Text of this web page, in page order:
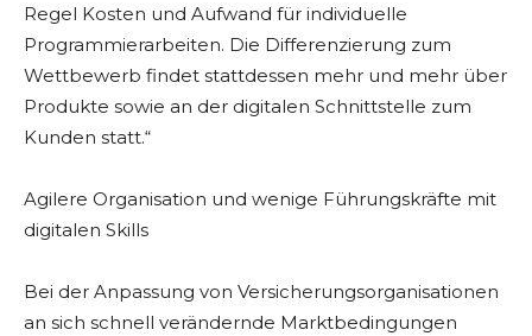
Regel Kosten und Aufwand für individuelle
Programmierarbeiten. Die Differenzierung zum
Wettbewerb findet stattdessen mehr und mehr über
Produkte sowie an der digitalen Schnittstelle zum
Kunden statt.“
Agilere Organisation und wenige Führungskräfte mit
digitalen Skills
Bei der Anpassung von Versicherungsorganisationen
an sich schnell verändernde Marktbedingungen